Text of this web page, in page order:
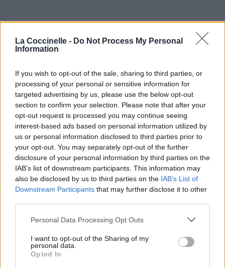
La Coccinelle - Do Not Process My Personal
Information
If you wish to opt-out of the sale, sharing to third parties, or
processing of your personal or sensitive information for
targeted advertising by us, please use the below opt-out
section to confirm your selection. Please note that after your
opt-out request is processed you may continue seeing
interest-based ads based on personal information utilized by
us or personal information disclosed to third parties prior to
your opt-out. You may separately opt-out of the further
disclosure of your personal information by third parties on the
IAB’s list of downstream participants. This information may
also be disclosed by us to third parties on the IAB’s List of
Downstream Participants that may further disclose it to other
Personal Data Processing Opt Outs
I want to opt-out of the Sharing of my
personal data.
Opted In